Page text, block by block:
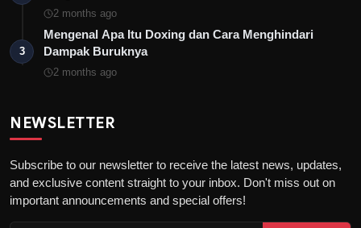
2 months ago
3
Mengenal Apa Itu Doxing dan Cara Menghindari
Dampak Buruknya
2 months ago
NEWSLETTER
Subscribe to our newsletter to receive the latest news, updates,
and exclusive content straight to your inbox. Don't miss out on
important announcements and special offers!